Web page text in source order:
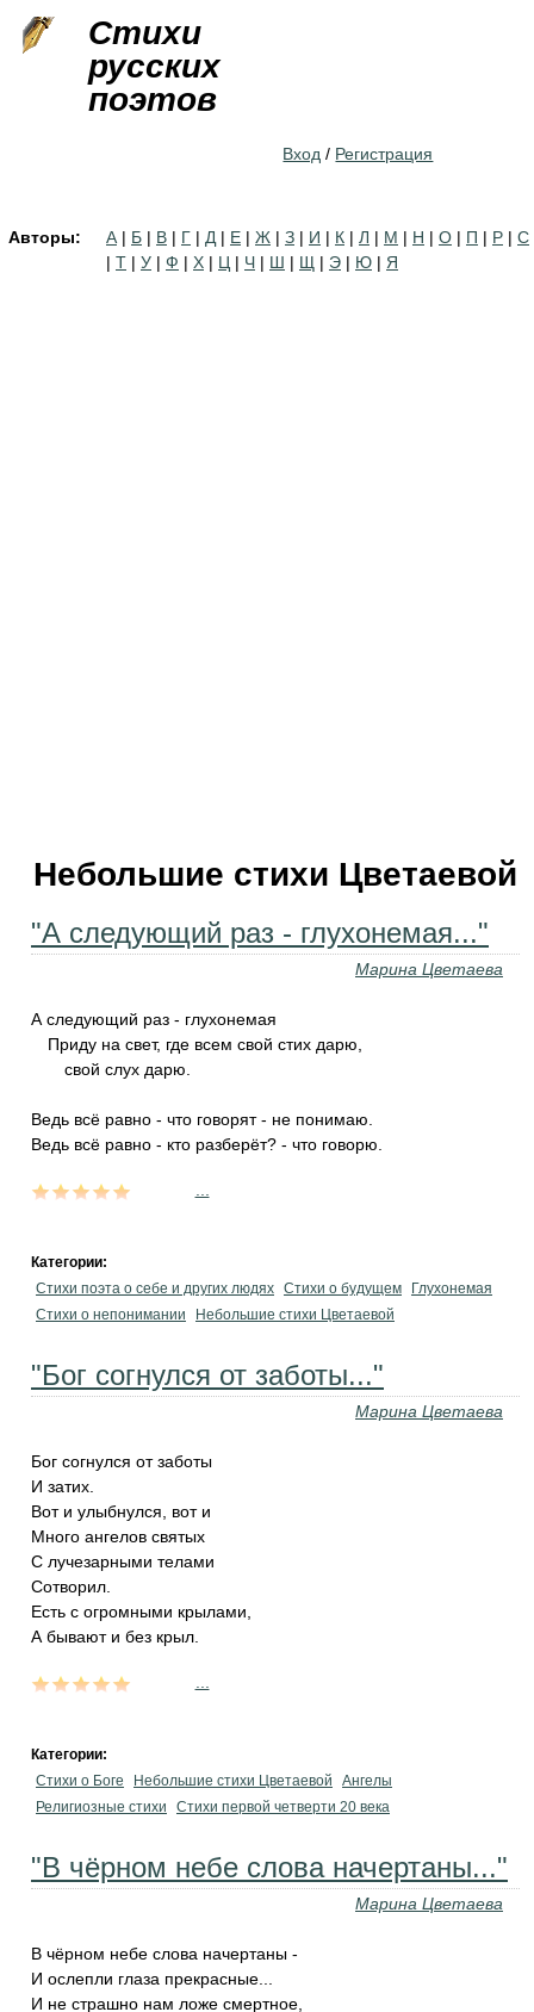
Стихи
русских
поэтов
Вход / Регистрация
Авторы: А | Б | В | Г | Д | Е | Ж | З | И | К | Л | М | Н | О | П | Р | С
| Т | У | Ф | Х | Ц | Ч | Ш | Щ | Э | Ю | Я
Небольшие стихи Цветаевой
"А следующий раз - глухонемая..."
Марина Цветаева
А следующий раз - глухонемая
Приду на свет, где всем свой стих дарю,
свой слух дарю.
Ведь всё равно - что говорят - не понимаю.
Ведь всё равно - кто разберёт? - что говорю.
Категории:
Стихи поэта о себе и других людях Стихи о будущем
Глухонемая
Стихи о непонимании
Небольшие стихи Цветаевой
"Бог согнулся от заботы..."
Марина Цветаева
Бог согнулся от заботы
И затих.
Вот и улыбнулся, вот и
Много ангелов святых
С лучезарными телами
Сотворил.
Есть с огромными крылами,
А бывают и без крыл.
Категории:
Стихи о Боге
Небольшие стихи Цветаевой
Ангелы
Религиозные стихи
Стихи первой четверти 20 века
"В чёрном небе слова начертаны..."
Марина Цветаева
В чёрном небе слова начертаны -
И ослепли глаза прекрасные...
И не страшно нам ложе смертное,